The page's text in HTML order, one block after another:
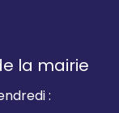
la mairie
: